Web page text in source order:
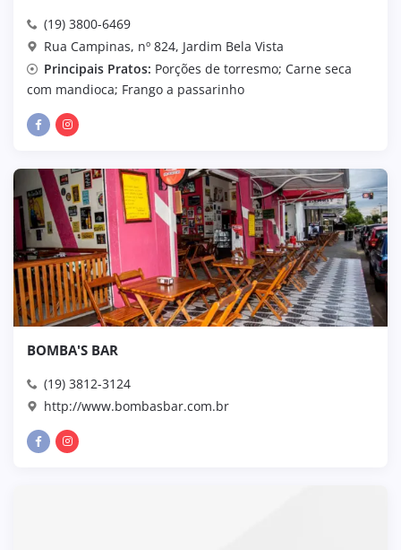
(19) 3800-6469
Rua Campinas, nº 824, Jardim Bela Vista
Principais Pratos: Porções de torresmo; Carne seca
com mandioca; Frango a passarinho
BOMBA'S BAR
(19) 3812-3124
http://www.bombasbar.com.br